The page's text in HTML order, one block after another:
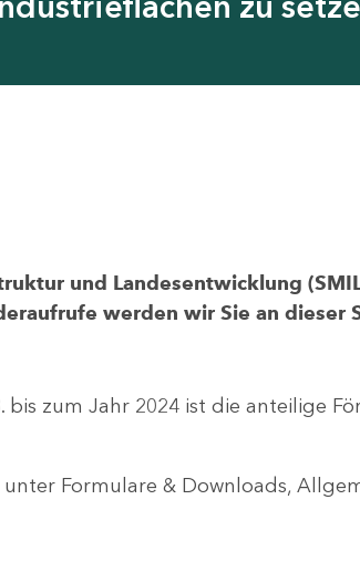
und Landesentwicklung
werden wir Sie an dieser
zum Jahr 2024 ist die anteilige
Formulare & Downloads,